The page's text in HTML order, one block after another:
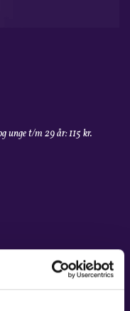
unge t/m 29 år: 115 kr.
& 5.